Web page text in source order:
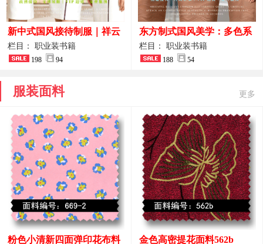
新中式国风接待制服｜祥云
刺绣打造高端厅堂东方美学
栏目： 职业装书籍
198 94
东方制式国风美学：多色系
新中式前厅管家VIP接待员
工作服合集
栏目： 职业装书籍
188 54
服装面料 更多
粉色小清新四面弹印花布料 金色高密提花面料562b